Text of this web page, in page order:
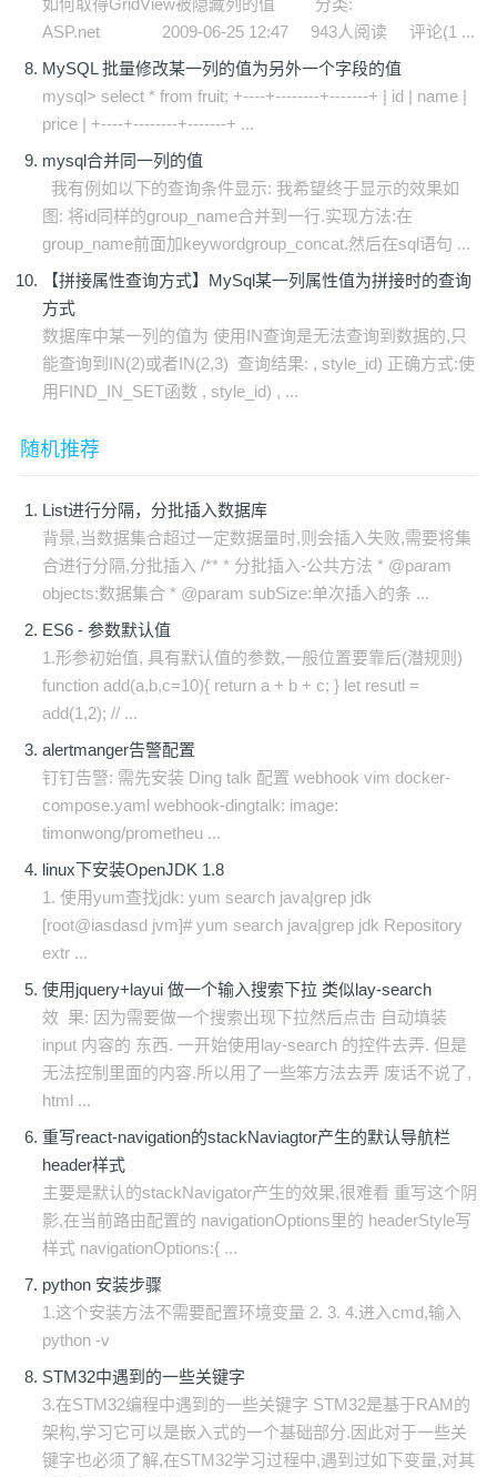
如何取得GridView被隐藏列的值 分类:
ASP.net 2009-06-25 12:47 943人阅读 评论(1 ...
MySQL 批量修改某一列的值为另外一个字段的值
mysql> select * from fruit; +----+--------+-------+ | id | name |
price | +----+--------+-------+ ...
mysql合并同一列的值
我有例如以下的查询条件显示: 我希望终于显示的效果如
图: 将id同样的group_name合并到一行.实现方法:在
group_name前面加keywordgroup_concat.然后在sql语句 ...
【拼接属性查询方式】MySql某一列属性值为拼接时的查询
方式
数据库中某一列的值为 使用IN查询是无法查询到数据的,只
能查询到IN(2)或者IN(2,3) 查询结果: , style_id) 正确方式:使
用FIND_IN_SET函数 , style_id) , ...
随机推荐
List进行分隔，分批插入数据库
背景,当数据集合超过一定数据量时,则会插入失败,需要将集
合进行分隔,分批插入 /** * 分批插入-公共方法 * @param
objects:数据集合 * @param subSize:单次插入的条 ...
ES6 - 参数默认值
1.形参初始值, 具有默认值的参数,一般位置要靠后(潜规则)
function add(a,b,c=10){ return a + b + c; } let resutl =
add(1,2); // ...
alertmanger告警配置
钉钉告警: 需先安装 Ding talk 配置 webhook vim docker-
compose.yaml webhook-dingtalk: image:
timonwong/prometheu ...
linux下安装OpenJDK 1.8
1. 使用yum查找jdk: yum search java|grep jdk
[root@iasdasd jvm]# yum search java|grep jdk Repository
extr ...
使用jquery+layui 做一个输入搜索下拉 类似lay-search
效 果: 因为需要做一个搜索出现下拉然后点击 自动填装
input 内容的 东西. 一开始使用lay-search 的控件去弄. 但是
无法控制里面的内容.所以用了一些笨方法去弄 废话不说了,
html ...
重写react-navigation的stackNaviagtor产生的默认导航栏
header样式
主要是默认的stackNavigator产生的效果,很难看 重写这个阴
影,在当前路由配置的 navigationOptions里的 headerStyle写
样式 navigationOptions:{ ...
python 安装步骤
1.这个安装方法不需要配置环境变量 2. 3. 4.进入cmd,输入
python -v
STM32中遇到的一些关键字
3.在STM32编程中遇到的一些关键字 STM32是基于RAM的
架构,学习它可以是嵌入式的一个基础部分.因此对于一些关
键字也必须了解,在STM32学习过程中,遇到过如下变量,对其